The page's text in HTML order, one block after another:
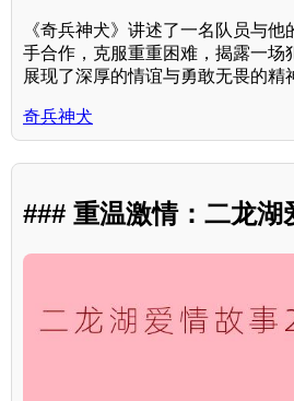
《奇兵神犬》讲述了一名队员与
手合作，克服重重困难，揭露一场
展现了深厚的情谊与勇敢无畏的精
奇兵神犬
### 重温激情：二龙湖